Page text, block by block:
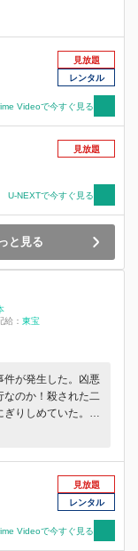
見放題
レンタル
Videoで今すぐ見る
見放題
U-NEXTで今すぐ見る
と見る
給： 東宝
件が発生した。凶悪
なのか！殺された二
ぎりしめていた。こ
ン。小五郎と共に
(知る必要のないこ
れる用語で、事件
意味する。警視庁か
の命までもが狙われ
失った蘭をコナン
見放題
レンタル
Videoで今すぐ見る